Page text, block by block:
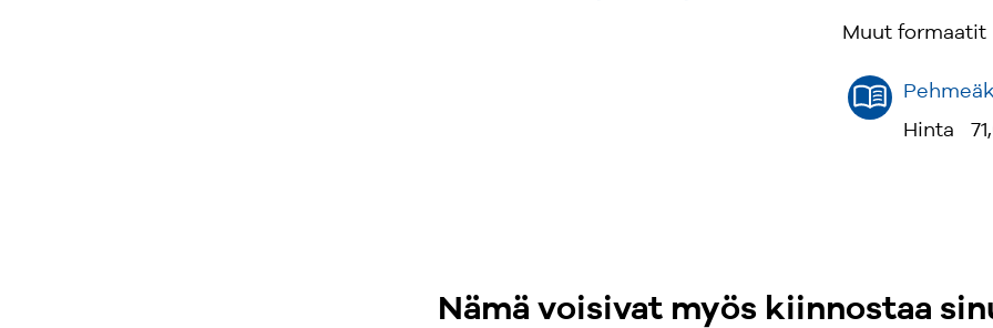
"Sain tästä
Ajoittain teksti
sitä lukiessani."
Markku
Muut formaatit
Hinta
Nämä voisivat myös kiinnostaa